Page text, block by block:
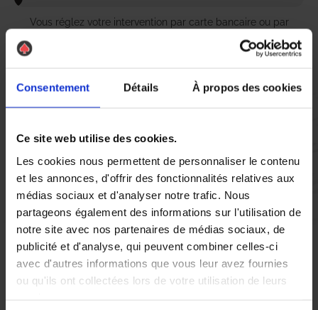
Consentement Détails À propos des cookies
Ce site web utilise des cookies.
Les cookies nous permettent de personnaliser le contenu
et les annonces, d'offrir des fonctionnalités relatives aux
médias sociaux et d'analyser notre trafic. Nous
partageons également des informations sur l'utilisation de
notre site avec nos partenaires de médias sociaux, de
publicité et d'analyse, qui peuvent combiner celles-ci
avec d'autres informations que vous leur avez fournies
ou qu'ils ont collectées lors de votre utilisation de leurs
Vous réglez votre intervention par carte bancaire ou par
chèque, un reçu CB et une facture vous sont envoyés par
Vous évaluez la prestation
Vous recevez une demande d’évaluation de votre expérience
avec l’équipe AS DE PIC.
Nous avons pensé à tout